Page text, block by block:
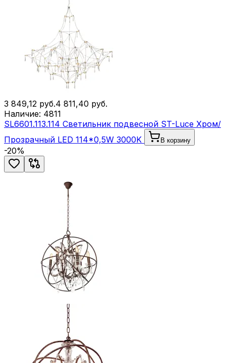
3 849,12 руб.4 811,40 руб.
Наличие: 4811
SL6601.113.114 Светильник подвесной ST-Luce Хром/
Прозрачный LED 114*0,5W 3000K
В корзину
-20%